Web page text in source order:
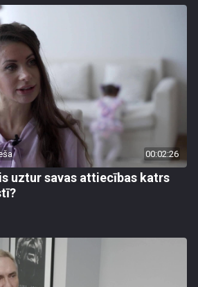
00:02:26
uztur savas attiecības katrs